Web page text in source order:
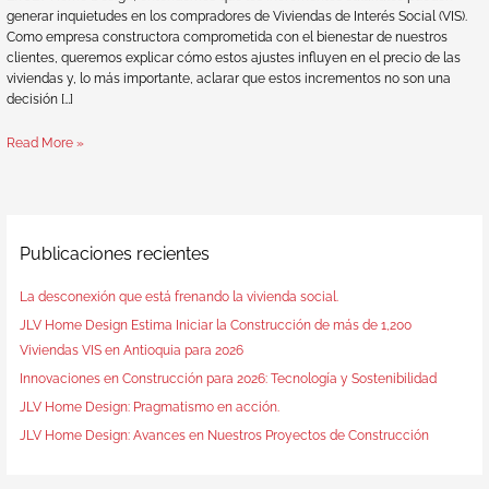
generar inquietudes en los compradores de Viviendas de Interés Social (VIS).
Como empresa constructora comprometida con el bienestar de nuestros
clientes, queremos explicar cómo estos ajustes influyen en el precio de las
viviendas y, lo más importante, aclarar que estos incrementos no son una
decisión […]
Read More »
Publicaciones recientes
La desconexión que está frenando la vivienda social.
JLV Home Design Estima Iniciar la Construcción de más de 1,200
Viviendas VIS en Antioquia para 2026
Innovaciones en Construcción para 2026: Tecnología y Sostenibilidad
JLV Home Design: Pragmatismo en acción.
JLV Home Design: Avances en Nuestros Proyectos de Construcción